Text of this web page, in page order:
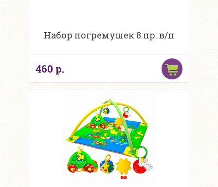
Набор погремушек 8 пр. в/п
460 р.